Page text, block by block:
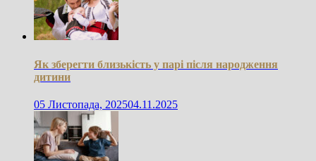
Як зберегти близькість у парі після народження
дитини
05 Листопада, 202504.11.2025